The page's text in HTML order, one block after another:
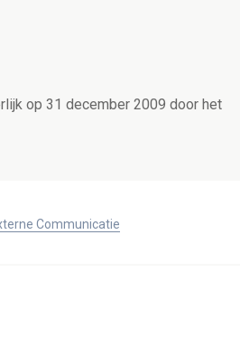
op 31 december 2009 door het
Communicatie